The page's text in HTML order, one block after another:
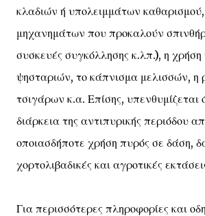
κλαδιών ή υπολειμμάτων
μηχανημάτων που προκαλούν
συσκευές συγκόλλησης κ.λπ.), η χρήση
ψησταριών, το κάπνισμα μελισσών, η
τσιγάρων κ.α. Επίσης, υπενθυμίζεται
διάρκεια της αντιπυρικής περιόδου
οποιασδήποτε χρήση πυρός σε δάση,
χορτολιβαδικές και αγροτικές
Για περισσότερες πληροφορίες και